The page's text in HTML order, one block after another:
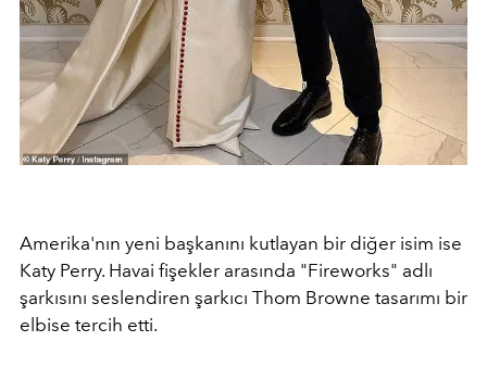
Amerika'nın yeni başkanını kutlayan bir diğer isim ise
Katy Perry. Havai fişekler arasında "Fireworks" adlı
şarkısını seslendiren şarkıcı Thom Browne tasarımı bir
elbise tercih etti.